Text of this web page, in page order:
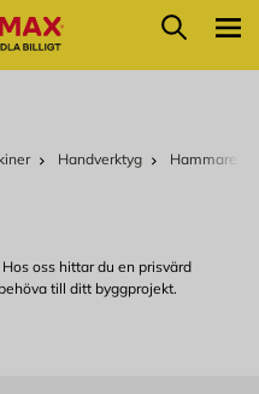
Sök
Handverktyg Hammare &
Hos oss hittar du en prisvärd
till ditt byggprojekt.